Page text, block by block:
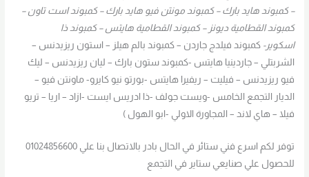
– كمبوند هايد بارك – كمبوند مونتن فيو هايد بارك – كمبوند است تاون –
كمبوند القطامية ديونز – كمبوند القطامية هايتس – كمبوند ذا
اسكوير-كمبوند فيلدج جاردن – كمبوند بالم هيلز – استون ريزيدنس –
الشربتلي – جاردينيا هايتس -كمبوند ستون بارك – ليان ريزيدنس – ليك
فيو ريزيدنس – فيليت – ريفيرا هايتس -بورتو نيو كايرو- ماونتن فيو –
الديار التجمع الخامس -ويست جولف -ذا ادريس ايست -ازاد – اريا – تريو
فيلا – هاي لاند – المجاورة الاولي -ابو الهول )
توفر لكم اسرع فني ستائر في الحال بادر بالاتصال بنا علي 01024856600
للحصول علي صنايعي ستاير في التجمع